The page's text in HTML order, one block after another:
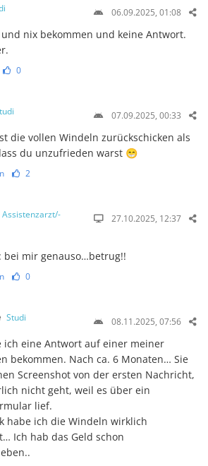
06.09.2025, 01:08
nix bekommen und keine Antwort.
0
07.09.2025, 00:33
die vollen Windeln zurückschicken als
du unzufrieden warst 😁
2
Assistenzarzt/-
27.10.2025, 12:37
bei mir genauso…betrug!!
0
Studi 08.11.2025, 07:56
ich eine Antwort auf einer meiner
bekommen. Nach ca. 6 Monaten… Sie
Screenshot von der ersten Nachricht,
nicht geht, weil es über ein
lief.
habe ich die Windeln wirklich
Ich hab das Geld schon